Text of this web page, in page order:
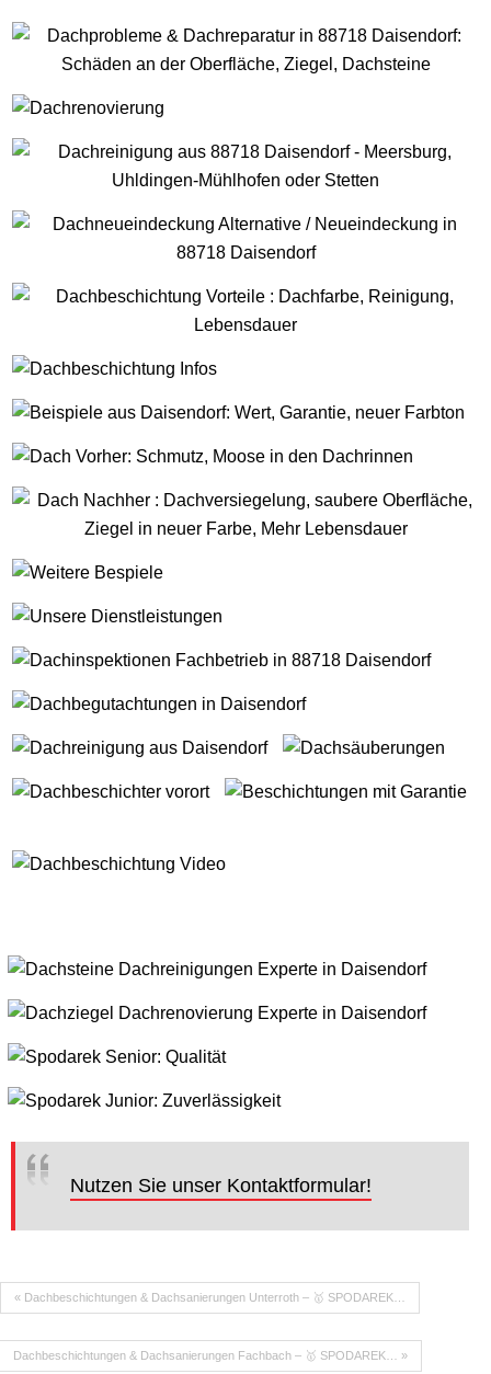
Nutzen Sie unser Kontaktformular!
« Dachbeschichtungen & Dachsanierungen Unterroth – 🥇 SPODAREK…
Dachbeschichtungen & Dachsanierungen Fachbach – 🥇 SPODAREK… »